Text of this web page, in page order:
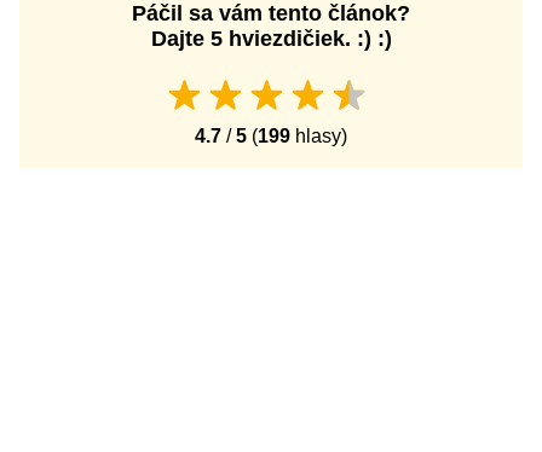
Páčil sa vám tento článok?
Dajte 5 hviezdičiek. :) :)
4.7 /5 (199 hlasy)